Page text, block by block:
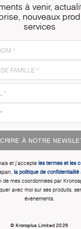
à venir,
nouveaux
services
À NOTRE
et j'accepte les termes et les
la politique de confidentialité
de mes coordonnées par
avec moi sur ses produits,
événements.
© Kronoplus Limited 2026